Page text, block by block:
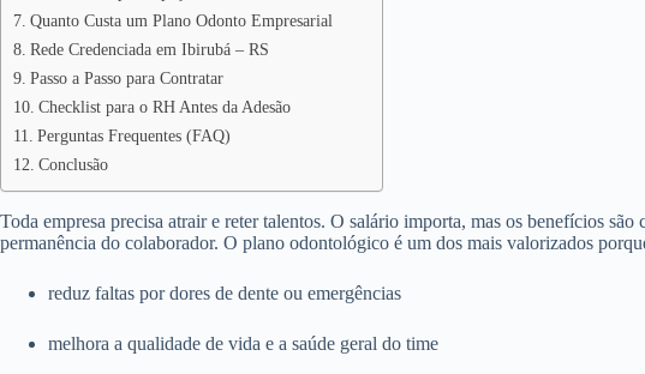
Quanto Custa um Plano Odonto Empresarial
Rede Credenciada em Ibirubá – RS
Passo a Passo para Contratar
Checklist para o RH Antes da Adesão
Perguntas Frequentes (FAQ)
Conclusão
Toda empresa precisa atrair e reter talentos. O salário importa, mas os benefícios são
permanência do colaborador. O plano odontológico é um dos mais valorizados
reduz faltas por dores de dente ou emergências
melhora a qualidade de vida e a saúde geral do time